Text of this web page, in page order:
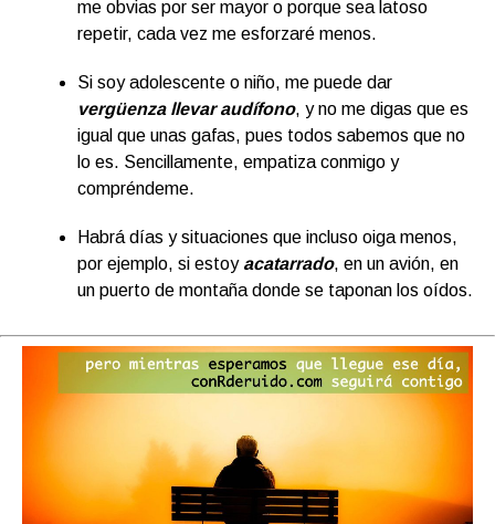
me obvias por ser mayor o porque sea latoso
repetir, cada vez me esforzaré menos.
Si soy adolescente o niño, me puede dar
vergüenza llevar audífono, y no me digas que es
igual que unas gafas, pues todos sabemos que no
lo es. Sencillamente, empatiza conmigo y
compréndeme.
Habrá días y situaciones que incluso oiga menos,
por ejemplo, si estoy acatarrado, en un avión, en
un puerto de montaña donde se taponan los oídos.